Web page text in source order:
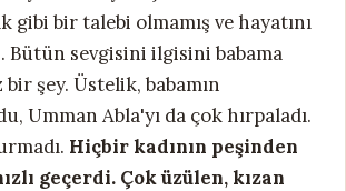
gibi bir talebi olmamış ve hayatını
Bütün sevgisini ilgisini babama
şey. Üstelik, babamın
Umman Abla'yı da çok hırpaladı.
Hiçbir kadının peşinden
geçerdi. Çok üzülen, kızan